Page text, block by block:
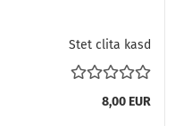
Stet clita kasd
8,00 EUR